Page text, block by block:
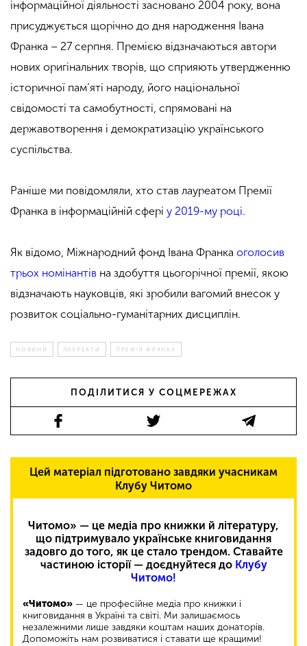
інформаційної діяльності засновано 2004 року, вона
присуджується щорічно до дня народження Івана
Франка – 27 серпня. Премією відзначаються автори
нових оригінальних творів, що сприяють утвердженню
історичної пам’яті народу, його національної
свідомості та самобутності, спрямовані на
державотворення і демократизацію українського
суспільства.
Раніше ми повідомляли, хто став лауреатом Премії
Франка в інформаційній сфері у 2019-му році.
Як відомо, Міжнародний фонд Івана Франка оголосив
трьох номінантів на здобуття цьогорічної премії, якою
відзначають науковців, які зробили вагомий внесок у
розвиток соціально-гуманітарних дисциплін.
НОВИНИ ЛАУРЕАТИ ПРЕМІЯ ФРАНКА
ПОДІЛИТИСЯ У СОЦМЕРЕЖАХ
Цей матеріал підготовано завдяки учасникам
Клубу Читомо
Читомо» — це медіа про книжки й літературу,
що підтримувало українське книговидання
задовго до того, як це стало трендом. Ставайте
частиною історії — доєднуйтеся до Клубу
Читомо!
«Читомо» — це професійне медіа про книжки і
книговидання в Україні та світі. Ми залишаємось
незалежними лише завдяки коштам наших донаторів.
Допоможіть нам розвиватися і ставати ще кращими!